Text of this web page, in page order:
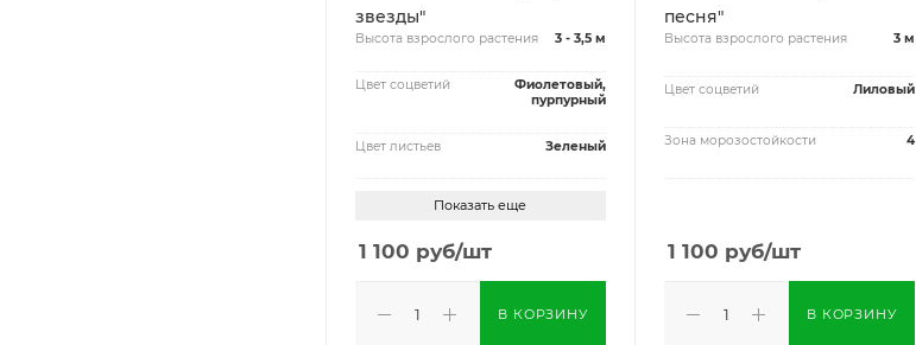
звезды"
Высота взрослого растения 3 - 3,5 м
Цвет соцветий
Фиолетовый,
пурпурный
Цвет листьев Зеленый
Показать еще
1 100 руб/шт
В КОРЗИНУ
песня"
Высота взрослого растения 3 м
Цвет соцветий Лиловый
Зона морозостойкости 4
1 100 руб/шт
В КОРЗИНУ